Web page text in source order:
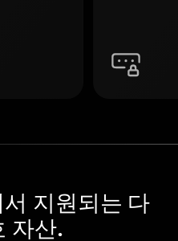
지원되는 다
자산.